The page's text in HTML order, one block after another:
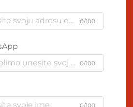
0/100
0/100
0/100